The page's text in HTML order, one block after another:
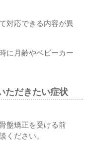
対応できる内容が異
に月齢やベビーカー
ただきたい症状
盤矯正を受ける前
ください。